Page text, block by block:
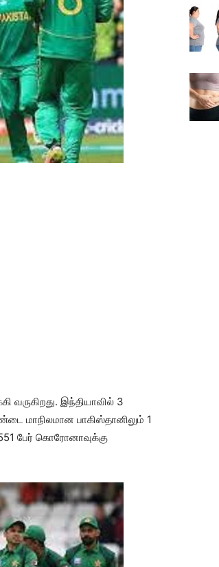
வருகிறது. இந்தியாவில் 3
மாநிலமான பாகிஸ்தானிலும் 1
பேர் கொரோனாவுக்கு